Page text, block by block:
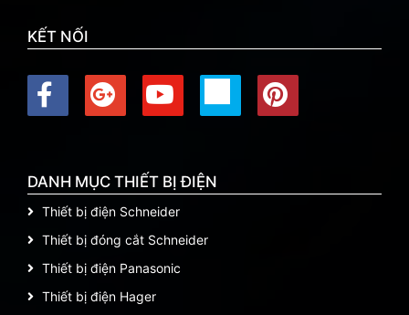
KẾT NỐI
DANH MỤC THIẾT BỊ ĐIỆN
Thiết bị điện Schneider
Thiết bị đóng cắt Schneider
Thiết bị điện Panasonic
Thiết bị điện Hager